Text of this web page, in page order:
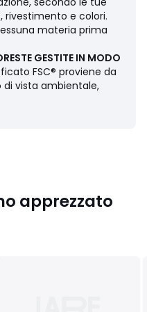
sito, digita "Campioni
rivestimento e colori.
materia prima
GESTITE IN MODO
FSC® proviene da
vista ambientale,
apprezzato